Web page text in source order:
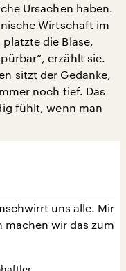
Ursachen haben.
Wirtschaft im
die Blase,
erzählt sie.
sitzt der Gedanke,
noch tief. Das
fühlt, wenn man
uns alle. Mir
machen wir das zum